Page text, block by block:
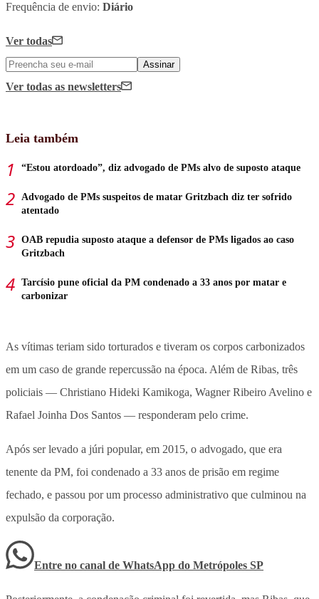
Frequência de envio: Diário
Ver todas
Assinar
Ver todas as newsletters
Leia também
“Estou atordoado”, diz advogado de PMs alvo de suposto ataque
Advogado de PMs suspeitos de matar Gritzbach diz ter sofrido
atentado
OAB repudia suposto ataque a defensor de PMs ligados ao caso
Gritzbach
Tarcísio pune oficial da PM condenado a 33 anos por matar e
carbonizar
As vítimas teriam sido torturados e tiveram os corpos carbonizados
em um caso de grande repercussão na época. Além de Ribas, três
policiais — Christiano Hideki Kamikoga, Wagner Ribeiro Avelino e
Rafael Joinha Dos Santos — responderam pelo crime.
Após ser levado a júri popular, em 2015, o advogado, que era
tenente da PM, foi condenado a 33 anos de prisão em regime
fechado, e passou por um processo administrativo que culminou na
expulsão da corporação.
Entre no canal de WhatsApp do Metrópoles SP